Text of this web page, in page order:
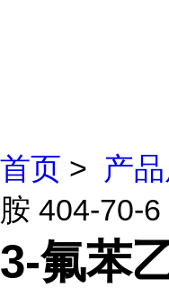
首页 > 产
胺 404-70-
3-氟苯